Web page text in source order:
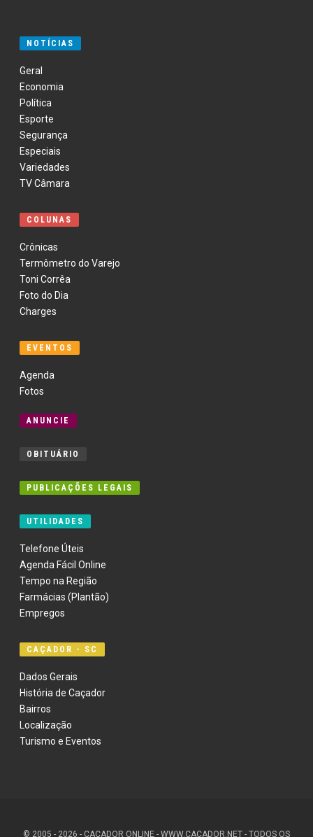
NOTÍCIAS
Geral
Economia
Política
Esporte
Segurança
Especiais
Variedades
TV Câmara
COLUNAS
Crônicas
Termômetro do Varejo
Toni Corrêa
Foto do Dia
Charges
EVENTOS
Agenda
Fotos
ANUNCIE
OBITUÁRIO
PUBLICAÇÕES LEGAIS
UTILIDADES
Telefone Úteis
Agenda Fácil Online
Tempo na Região
Farmácias (Plantão)
Empregos
CAÇADOR - SC
Dados Gerais
História de Caçador
Bairros
Localização
Turismo e Eventos
© 2005 - 2026 - CAÇADOR ONLINE - WWW.CACADOR.NET - TODOS OS